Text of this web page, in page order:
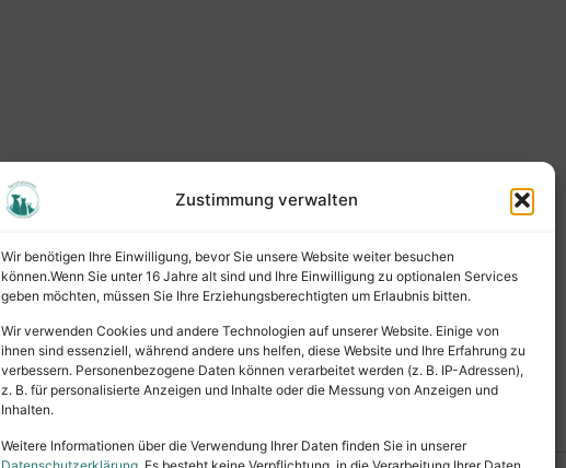
Zustimmung verwalten
Wir benötigen Ihre Einwilligung, bevor Sie unsere Website weiter besuchen
können.Wenn Sie unter 16 Jahre alt sind und Ihre Einwilligung zu optionalen Services
geben möchten, müssen Sie Ihre Erziehungsberechtigten um Erlaubnis bitten.
Wir verwenden Cookies und andere Technologien auf unserer Website. Einige von
ihnen sind essenziell, während andere uns helfen, diese Website und Ihre Erfahrung zu
verbessern. Personenbezogene Daten können verarbeitet werden (z. B. IP-Adressen),
z. B. für personalisierte Anzeigen und Inhalte oder die Messung von Anzeigen und
Inhalten.
Weitere Informationen über die Verwendung Ihrer Daten finden Sie in unserer